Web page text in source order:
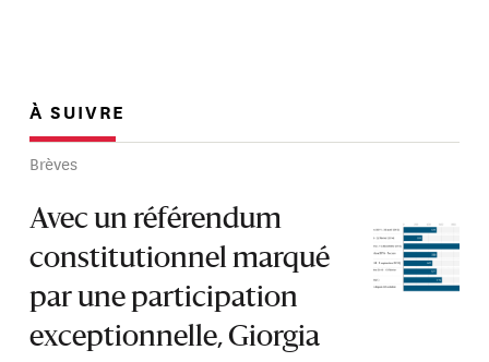
À SUIVRE
Brèves
Avec un référendum
constitutionnel marqué
par une participation
exceptionnelle, Giorgia